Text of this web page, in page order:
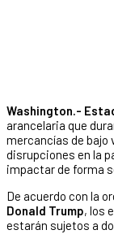
Washington.-
arancelaria que
mercancías de bajo
disrupciones en la
impactar de forma
De acuerdo con la
Donald Trump, los
estarán sujetos a